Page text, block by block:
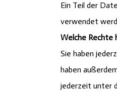
Ein Teil der
verwendet
Welche Rechte
Sie haben
haben
jederzeit unter